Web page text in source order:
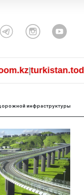
|turkistan.today|
инфраструктуры